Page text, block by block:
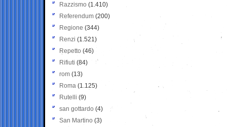
Razzismo (1.410)
Referendum (200)
Regione (344)
Renzi (1.521)
Repetto (46)
Rifiuti (84)
rom (13)
Roma (1.125)
Rutelli (9)
san gottardo (4)
San Martino (3)